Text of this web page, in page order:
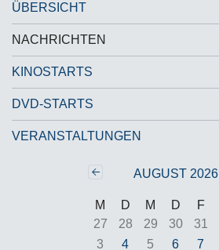
ÜBERSICHT
NACHRICHTEN
KINOSTARTS
DVD-STARTS
VERANSTALTUNGEN
AUGUST 2026
Zurück ‹‹
M D M D F
27
28 29 30 31
3
4 5 6 7